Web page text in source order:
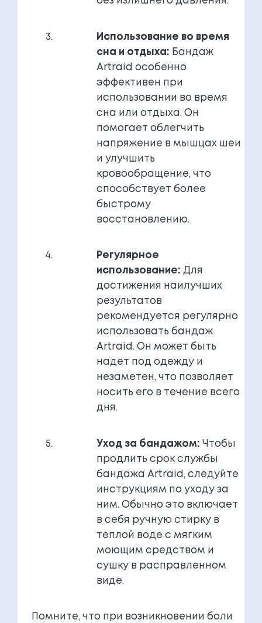
Использование во время
сна и отдыха: Бандаж
Artraid особенно
эффективен при
использовании во время
сна или отдыха. Он
помогает облегчить
напряжение в мышцах шеи
и улучшить
кровообращение, что
способствует более
быстрому
восстановлению.
Регулярное
использование: Для
достижения наилучших
результатов
рекомендуется регулярно
использовать бандаж
Artraid. Он может быть
надет под одежду и
незаметен, что позволяет
носить его в течение всего
дня.
Уход за бандажом: Чтобы
продлить срок службы
бандажа Artraid, следуйте
инструкциям по уходу за
ним. Обычно это включает
в себя ручную стирку в
теплой воде с мягким
моющим средством и
сушку в расправленном
виде.
Помните, что при возникновении боли